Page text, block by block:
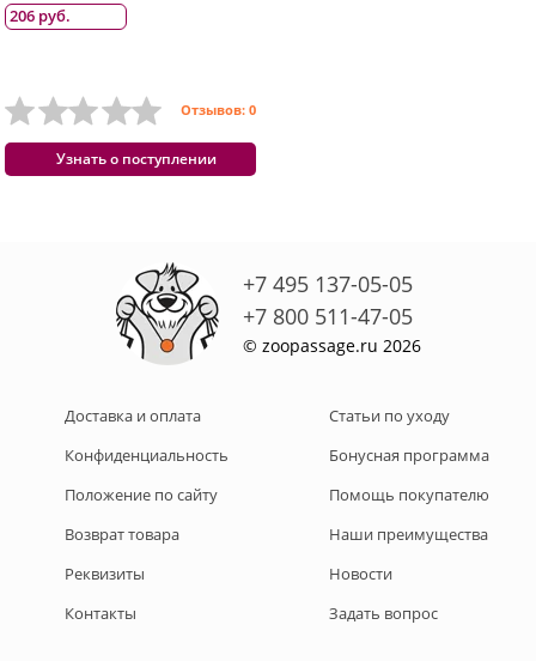
206 руб.
Отзывов: 0
Узнать о поступлении
+7 495 137-05-05
+7 800 511-47-05
© zoopassage.ru 2026
Доставка и оплата
Конфиденциальность
Положение по сайту
Возврат товара
Реквизиты
Контакты
Статьи по уходу
Бонусная программа
Помощь покупателю
Наши преимущества
Новости
Задать вопрос